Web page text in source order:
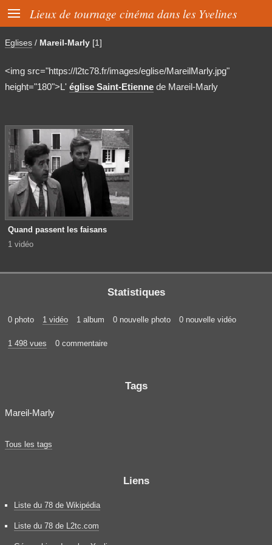
 Lieux de tournage cinéma dans les Yvelines
Eglises / Mareil-Marly [1]
<img src="https://l2tc78.fr/images/eglise/MareilMarly.jpg"
height="180">L' église Saint-Etienne de Mareil-Marly
Quand passent les faisans
1 vidéo
Statistiques
0 photo 1 vidéo 1 album 0 nouvelle photo 0 nouvelle vidéo
1 498 vues 0 commentaire
Tags
Mareil-Marly
Tous les tags
Liens
Liste du 78 de Wikipédia
Liste du 78 de L2tc.com